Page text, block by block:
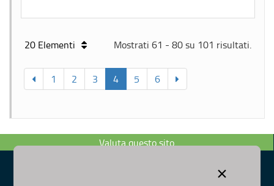
×
20 Elementi Mostrati 61 - 80 su 101 risultati.
1 2 3 4 5 6
Valuta questo sito